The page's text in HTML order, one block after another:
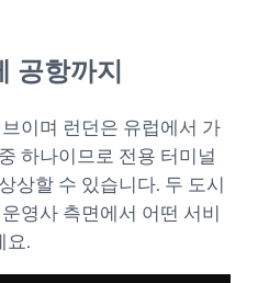
공항까지
이며 런던은 유럽에서 가
하나이므로 전용 터미널
상할 수 있습니다. 두 도시
영사 측면에서 어떤 서비
요.